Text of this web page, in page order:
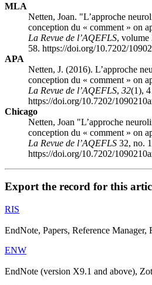
MLA
Netten, Joan. "L’approche
conception du « comment » on
La Revue de l’AQEFLS, volume
58. https://doi.org/10.7202/
APA
Netten, J. (2016). L’approche
conception du « comment » on
La Revue de l’AQEFLS, 32(1),
https://doi.org/10.7202/
Chicago
Netten, Joan "L’approche
conception du « comment » on
La Revue de l’AQEFLS 32, no.
https://doi.org/10.7202/
Export the record for this
RIS
EndNote, Papers, Reference Manager,
ENW
EndNote (version X9.1 and above),